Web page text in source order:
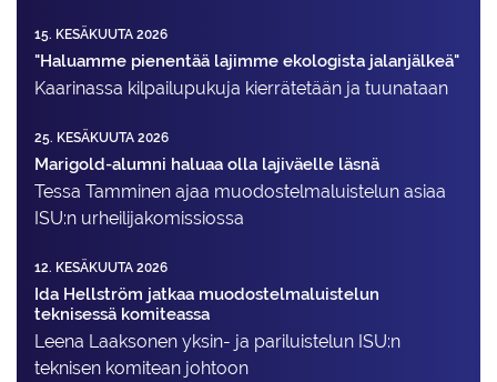
15. KESÄKUUTA 2026
"Haluamme pienentää lajimme ekologista jalanjälkeä"
Kaarinassa kilpailupukuja kierrätetään ja tuunataan
25. KESÄKUUTA 2026
Marigold-alumni haluaa olla lajiväelle läsnä
Tessa Tamminen ajaa muodostelma­luistelun asiaa
ISU:n urheilija­komissiossa
12. KESÄKUUTA 2026
Ida Hellström jatkaa muodostelmaluistelun
teknisessä komiteassa
Leena Laaksonen yksin- ja pariluistelun ISU:n
teknisen komitean johtoon